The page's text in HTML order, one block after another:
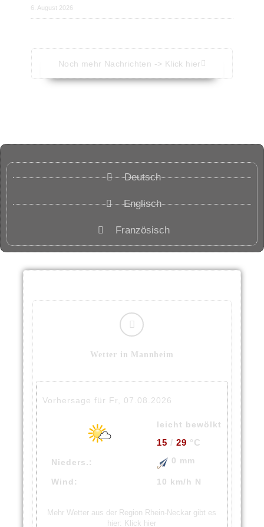
6. August 2026
Noch mehr Nachrichten -> Klick hier
Deutsch
Englisch
Französisch
Wetter in Mannheim
Vorhersage für Fr, 07.08.2026
leicht bewölkt
15 / 29 °C
Nieders.: 0 mm
Wind: 10 km/h N
Mehr Wetter aus der Region Rhein-Neckar gibt es
hier: Klick hier